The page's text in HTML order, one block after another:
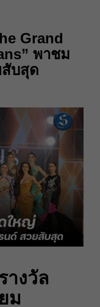
Grand
พาชม
บสุด
างวัล
ม